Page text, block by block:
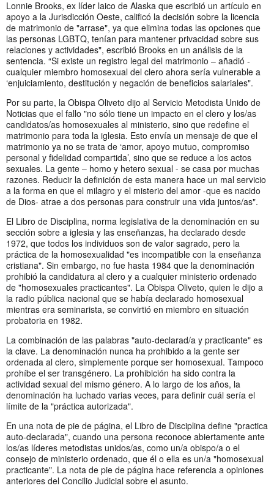
Lonnie Brooks, ex líder laico de Alaska que escribió un artículo en
apoyo a la Jurisdicción Oeste, calificó la decisión sobre la licencia
de matrimonio de "arrase", ya que elimina todas las opciones que
las personas LGBTQ, tenían para mantener privacidad sobre sus
relaciones y actividades", escribió Brooks en un análisis de la
sentencia. “Si existe un registro legal del matrimonio – añadió -
cualquier miembro homosexual del clero ahora sería vulnerable a
‘enjuiciamiento, destitución y negación de beneficios salariales".
Por su parte, la Obispa Oliveto dijo al Servicio Metodista Unido de
Noticias que el fallo "no sólo tiene un impacto en el clero y los/as
candidatos/as homosexuales al ministerio, sino que redefine el
matrimonio para toda la iglesia. Esto envía un mensaje de que el
matrimonio ya no se trata de ‘amor, apoyo mutuo, compromiso
personal y fidelidad compartida’, sino que se reduce a los actos
sexuales. La gente – homo y hetero sexual - se casa por muchas
razones. Reducir la definición de esta manera hace un mal servicio
a la forma en que el milagro y el misterio del amor -que es nacido
de Dios- atrae a dos personas para construir una vida juntos/as".
El Libro de Disciplina, norma legislativa de la denominación en su
sección sobre a iglesia y las enseñanzas, ha declarado desde
1972, que todos los individuos son de valor sagrado, pero la
práctica de la homosexualidad "es incompatible con la enseñanza
cristiana". Sin embargo, no fue hasta 1984 que la denominación
prohibió la candidatura al clero y a cualquier ministerio ordenado
de "homosexuales practicantes". La Obispa Oliveto, quien le dijo a
la radio pública nacional que se había declarado homosexual
mientras era seminarista, se convirtió en miembro en situación
probatoria en 1982.
La combinación de las palabras "auto-declarad/a y practicante" es
la clave. La denominación nunca ha prohibido a la gente ser
ordenada al clero, simplemente porque ser homosexual. Tampoco
prohíbe el ser transgénero. La prohibición ha sido contra la
actividad sexual del mismo género. A lo largo de los años, la
denominación ha luchado varias veces, para definir cuál sería el
límite de la "práctica autorizada".
En una nota de pie de página, el Libro de Disciplina define "practica
auto-declarada", cuando una persona reconoce abiertamente ante
los/as líderes metodistas unidos/as, como un/a obispo/a o el
consejo de ministerio ordenado, que él o ella es un/a "homosexual
practicante". La nota de pie de página hace referencia a opiniones
anteriores del Concilio Judicial sobre el asunto.